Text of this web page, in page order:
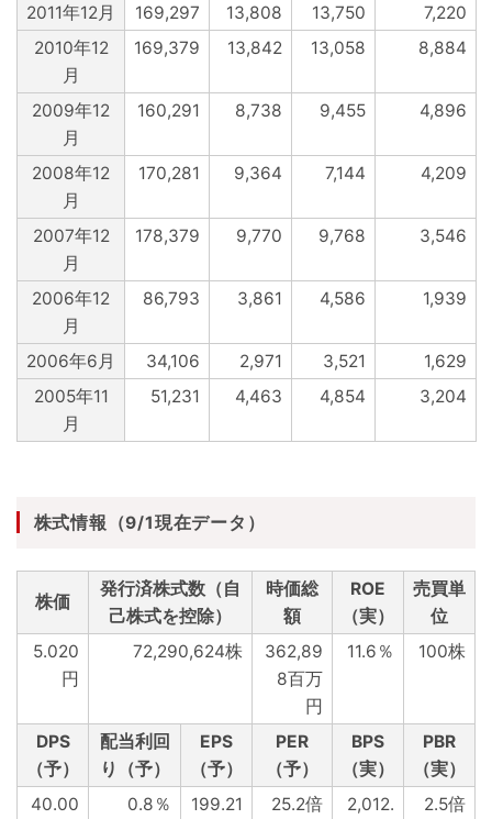
2011年12月 169,297 13,808 13,750
7,220
2010年12
月
169,379 13,842 13,058 8,884
2009年12
月
160,291 8,738 9,455 4,896
2008年12
月
170,281 9,364 7,144 4,209
2007年12
月
178,379 9,770 9,768 3,546
2006年12
月
86,793 3,861 4,586 1,939
2006年6月 34,106 2,971 3,521
1,629
2005年11
月
51,231 4,463 4,854 3,204
株式情報（9/1現在データ）
株価
発行済株式数（自
己株式を控除）
時価総
額
ROE
（実）
売買単
位
5.020
円
72,290,624株
362,89
8百万
円
11.6％ 100株
DPS
（予）
配当利回
り（予）
EPS
（予）
PER
（予）
BPS
（実）
PBR
（実）
40.00
0.8％
199.21
25.2倍
2,012.
2.5倍